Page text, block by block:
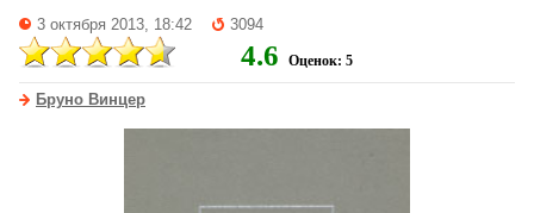
3 октября 2013, 18:42 3094
4.6 Оценок: 5
Бруно Винцер